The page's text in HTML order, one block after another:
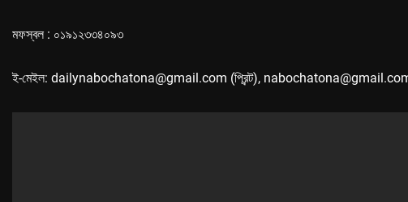
মফস্বল : ০১৯১২৩৩৪০৯৩
ই-মেইল: dailynabochatona@gmail.com (প্রিন্ট),